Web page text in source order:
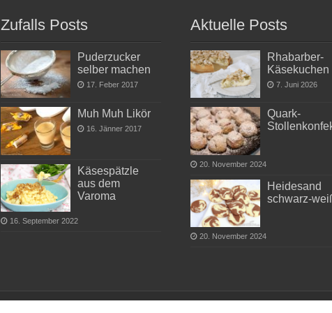
Zufalls Posts
Puderzucker
selber machen
17. Feber 2017
Muh Muh Likör
16. Jänner 2017
Käsespätzle
aus dem
Varoma
16. September 2022
Aktuelle Posts
Rhabarber-
Käsekuchen
7. Juni 2026
Quark-
20. November 2024
Heidesand
schwarz-
20. November 2024